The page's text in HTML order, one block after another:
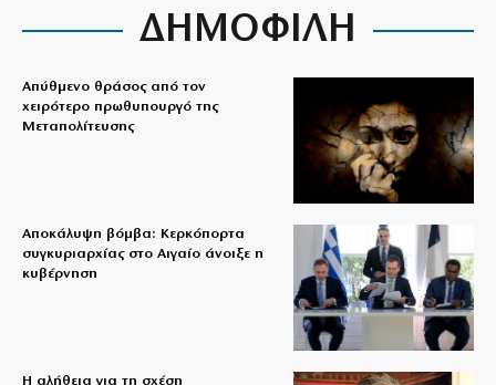
ΔΗΜΟΦΙΛΗ
Απύθμενο θράσος από τον
χειρότερο πρωθυπουργό της
Μεταπολίτευσης
Αποκάλυψη βόμβα: Κερκόπορτα
συγκυριαρχίας στο Αιγαίο άνοιξε η
κυβέρνηση
Η αλήθεια για τη σχέση